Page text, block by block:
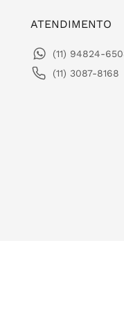
ATENDIMENTO
(11) 94824-
(11) 3087-8168